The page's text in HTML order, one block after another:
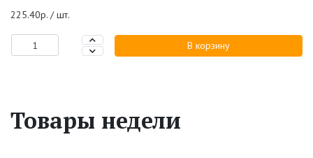
225.40р. / шт.
В корзину
Товары недели